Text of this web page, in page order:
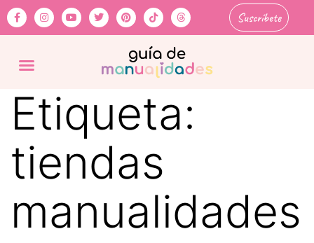
Suscríbete
Etiqueta:
tiendas
manualidades